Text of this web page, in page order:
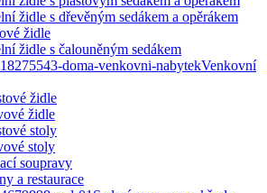
židle s dřevěným sedákem a opěrákem
židle
židle s čalouněným sedákem
Venkovní
židle
židle
stoly
stoly
soupravy
a restaurace